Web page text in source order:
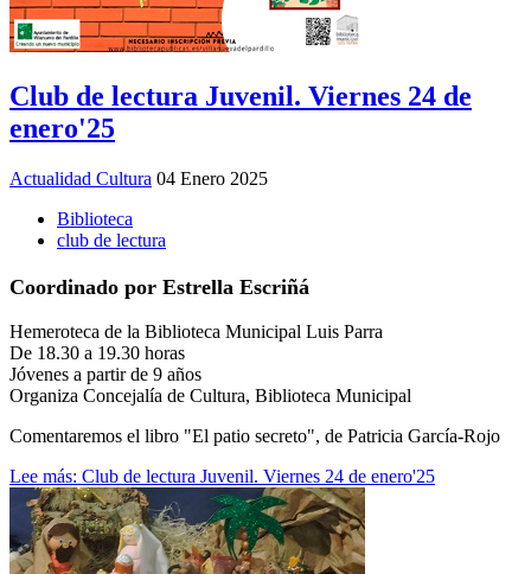
Club de lectura Juvenil. Viernes 24 de
enero'25
Actualidad Cultura 04 Enero 2025
Biblioteca
club de lectura
Coordinado por Estrella Escriñá
Hemeroteca de la Biblioteca Municipal Luis Parra
De 18.30 a 19.30 horas
Jóvenes a partir de 9 años
Organiza Concejalía de Cultura, Biblioteca Municipal
Comentaremos el libro "El patio secreto", de Patricia García-Rojo
Lee más: Club de lectura Juvenil. Viernes 24 de enero'25